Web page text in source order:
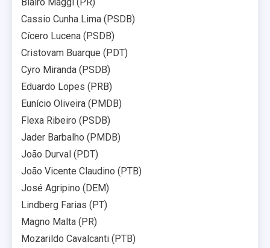
Cassio Cunha Lima (PSDB)
Cícero Lucena (PSDB)
Cristovam Buarque (PDT)
Cyro Miranda (PSDB)
Eduardo Lopes (PRB)
Eunício Oliveira (PMDB)
Flexa Ribeiro (PSDB)
Jader Barbalho (PMDB)
João Durval (PDT)
João Vicente Claudino (PTB)
José Agripino (DEM)
Lindberg Farias (PT)
Magno Malta (PR)
Mozarildo Cavalcanti (PTB)